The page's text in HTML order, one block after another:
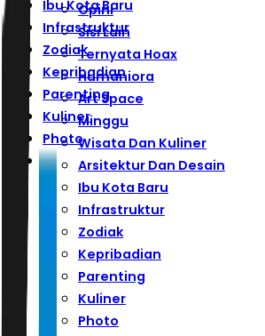
Ibu Kota Baru
Infrastruktur
Zodiak
Kepribadian
Parenting
Kuliner
Photo
Opini
Sisi Lain
Ternyata Hoax
Humaniora
Art Space
Minggu
Wisata Dan Kuliner
Arsitektur Dan Desain
Ibu Kota Baru
Infrastruktur
Zodiak
Kepribadian
Parenting
Kuliner
Photo